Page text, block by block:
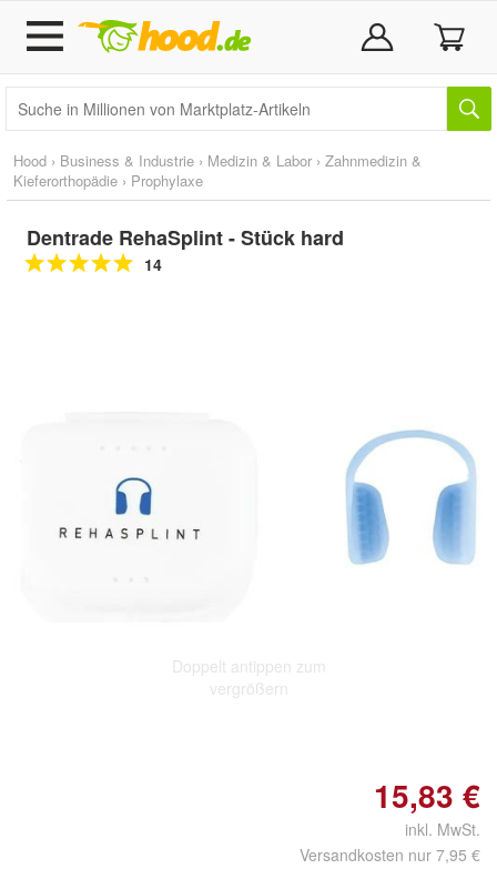
Hood › Business & Industrie › Medizin & Labor › Zahnmedizin &
Kieferorthopädie › Prophylaxe
Dentrade RehaSplint - Stück hard
14
Doppelt antippen zum
vergrößern
15,83 €
inkl. MwSt.
Versandkosten nur 7,95 €